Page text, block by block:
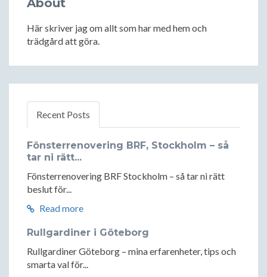
About
Här skriver jag om allt som har med hem och
trädgård att göra.
Recent Posts
Fönsterrenovering BRF, Stockholm – så
tar ni rätt...
Fönsterrenovering BRF Stockholm – så tar ni rätt
beslut för...
Read more
Rullgardiner i Göteborg
Rullgardiner Göteborg – mina erfarenheter, tips och
smarta val för...